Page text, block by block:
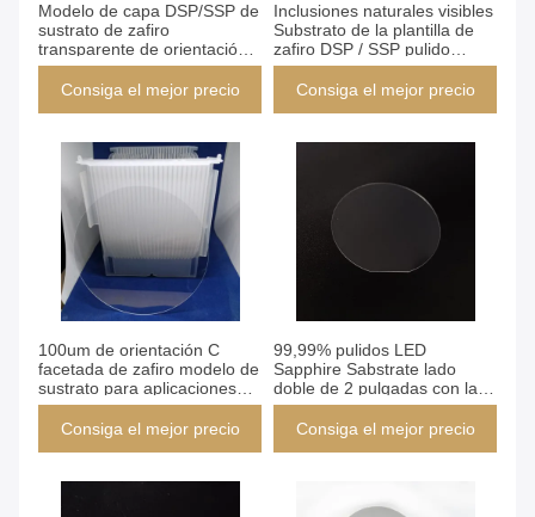
Modelo de capa DSP/SSP de
sustrato de zafiro
transparente de orientación
C pulido
Consiga el mejor precio
Inclusiones naturales visibles
Substrato de la plantilla de
zafiro DSP / SSP pulido
100um
Consiga el mejor precio
100um de orientación C
facetada de zafiro modelo de
sustrato para aplicaciones
optoelectrónicas
Consiga el mejor precio
99,99% pulidos LED
Sapphire Sabstrate lado
doble de 2 pulgadas con la
muesca
Consiga el mejor precio